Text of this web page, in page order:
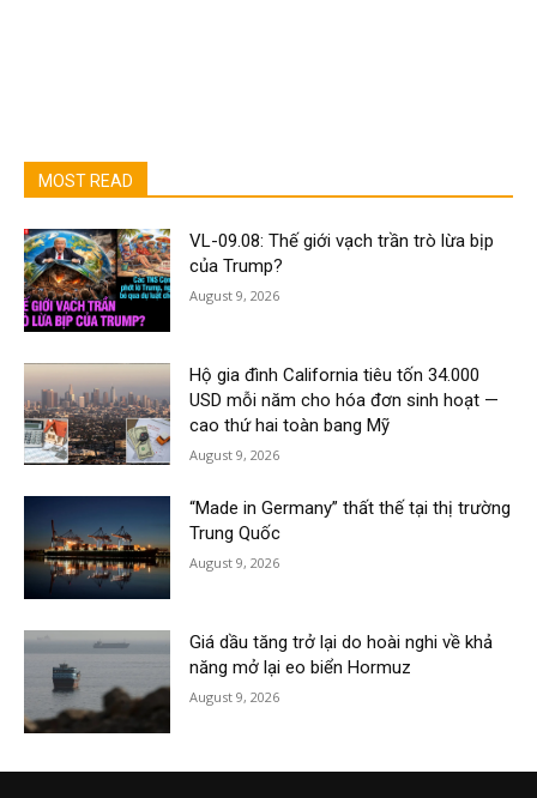
MOST READ
VL-09.08: Thế giới vạch trần trò lừa bịp
của Trump?
August 9, 2026
Hộ gia đình California tiêu tốn 34.000
USD mỗi năm cho hóa đơn sinh hoạt —
cao thứ hai toàn bang Mỹ
August 9, 2026
“Made in Germany” thất thế tại thị trường
Trung Quốc
August 9, 2026
Giá dầu tăng trở lại do hoài nghi về khả
năng mở lại eo biển Hormuz
August 9, 2026